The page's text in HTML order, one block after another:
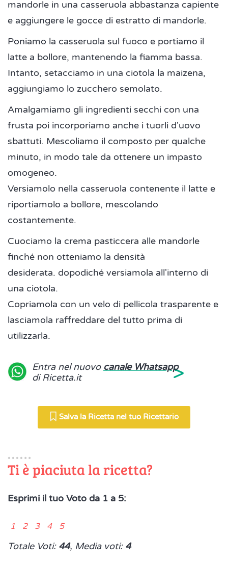
mandorle in una casseruola abbastanza capiente
e aggiungere le gocce di estratto di mandorle.
Poniamo la casseruola sul fuoco e portiamo il
latte a bollore, mantenendo la fiamma bassa.
Intanto, setacciamo in una ciotola la maizena,
aggiungiamo lo zucchero semolato.
Amalgamiamo gli ingredienti secchi con una
frusta poi incorporiamo anche i tuorli d'uovo
sbattuti. Mescoliamo il composto per qualche
minuto, in modo tale da ottenere un impasto
omogeneo.
Versiamolo nella casseruola contenente il latte e
riportiamolo a bollore, mescolando
costantemente.
Cuociamo la crema pasticcera alle mandorle
finché non otteniamo la densità
desiderata. dopodiché versiamola all'interno di
una ciotola.
Copriamola con un velo di pellicola trasparente e
lasciamola raffreddare del tutto prima di
utilizzarla.
Entra nel nuovo canale Whatsapp
di Ricetta.it
>
Salva la Ricetta nel tuo Ricettario
Ti è piaciuta la ricetta?
Esprimi il tuo Voto da 1 a 5:
1 2 3 4 5
Totale Voti: 44, Media voti: 4